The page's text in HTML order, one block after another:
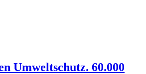
Umweltschutz. 60.000